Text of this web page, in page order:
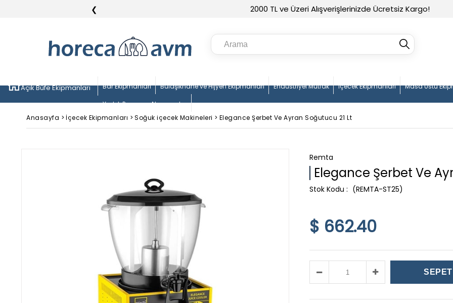
2000 TL ve Üzeri Alışverişlerinizde Ücretsiz Kargo!
❮
Açık Büfe Ekipmanları Bar Ekipmanları Bulaşıkhane ve Hijyen Ekipmanları Endüstriyel Mutfak İçecek Ekipmanları Masa Üstü
Yedek Parça ve Aksesuarlar
Anasayfa > İçecek Ekipmanları > Soğuk içecek Makineleri > Elegance Şerbet Ve Ayran Soğutucu 21 Lt
Remta
Elegance Şerbet Ve
(REMTA-ST25)
$ 662.40